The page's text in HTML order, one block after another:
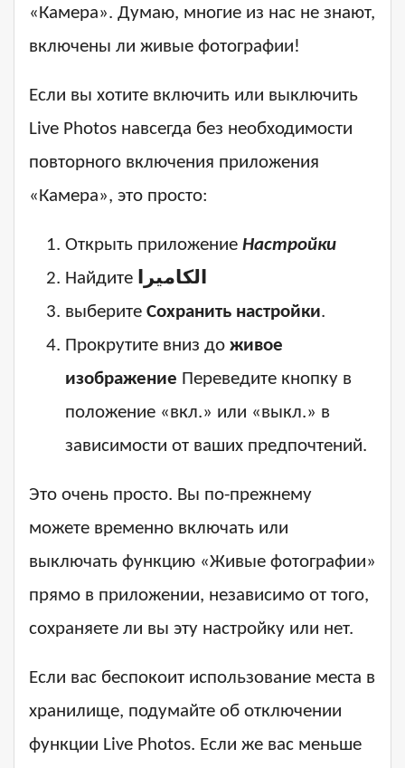
«Камера». Думаю, многие из нас не знают,
включены ли живые фотографии!
Если вы хотите включить или выключить
Live Photos навсегда без необходимости
повторного включения приложения
«Камера», это просто:
Открыть приложение Настройки
Найдите
الكاميرا
выберите Сохранить настройки.
Прокрутите вниз до живое
изображение Переведите кнопку в
положение «вкл.» или «выкл.» в
зависимости от ваших предпочтений.
Это очень просто. Вы по-прежнему
можете временно включать или
выключать функцию «Живые фотографии»
прямо в приложении, независимо от того,
сохраняете ли вы эту настройку или нет.
Если вас беспокоит использование места в
хранилище, подумайте об отключении
функции Live Photos. Если же вас меньше